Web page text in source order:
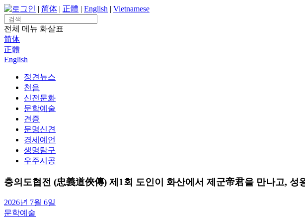
Skip
to
content
로그인 | 简体 | 正體 | English | Vietnamese
Search
for:
전체 메뉴 화살표
简体
正體
English
정견뉴스
천음
신전문화
문학예술
견증
문명신견
경세예언
생명탐구
우주시공
충의도협전 (忠義道俠傳) 제1회 도인이 화산에서 제군帝君을 만나고, 성
2026년 7월 6일
문학예술